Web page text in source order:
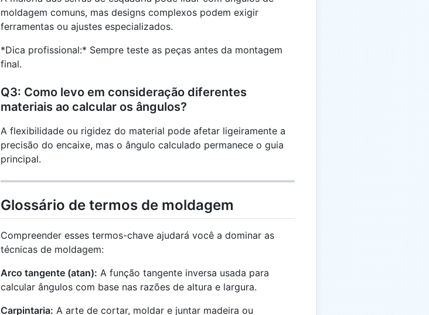
moldagem comuns, mas designs complexos podem exigir
ferramentas ou ajustes especializados.
*Dica profissional:* Sempre teste as peças antes da montagem
final.
Q3: Como levo em consideração diferentes
materiais ao calcular os ângulos?
A flexibilidade ou rigidez do material pode afetar ligeiramente a
precisão do encaixe, mas o ângulo calculado permanece o guia
principal.
Glossário de termos de moldagem
Compreender esses termos-chave ajudará você a dominar as
técnicas de moldagem:
Arco tangente (atan): A função tangente inversa usada para
calcular ângulos com base nas razões de altura e largura.
Carpintaria: A arte de cortar, moldar e juntar madeira ou